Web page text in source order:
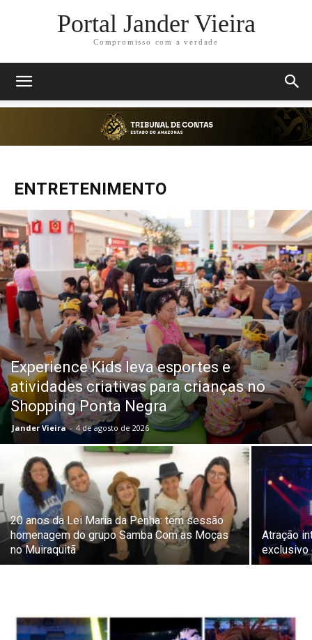
Portal Jander Vieira
Compromisso com a verdade
ENTRETENIMENTO
Experience Kids leva esportes e
atividades criativas para crianças no
Shopping Ponta Negra
Jander Vieira - 4 de agosto de 2026
20 anos da Lei Maria da Penha: tem sessão
homenagem do grupo Samba Com as Moças
no Muiraquitã
Atração
exclusivo